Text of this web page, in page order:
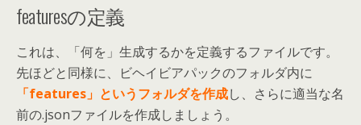
featuresの定義
これは、「何を」生成するかを定義するファイルです。
先ほどと同様に、ビヘイビアパックのフォルダ内に
「features」というフォルダを作成し、さらに適当な名
前の.jsonファイルを作成しましょう。